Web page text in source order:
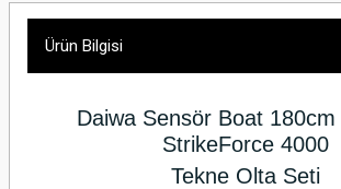
Ürün Bilgisi
Daiwa Sensör Boat 180cm
StrikeForce 4000
Tekne Olta Seti